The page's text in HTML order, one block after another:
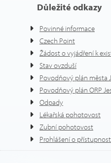
Důležité odkazy
Povinné informace
Czech Point
Žádost o vyjádření k
Stav ovzduší
Povodňový plán města
Povodňový plán ORP
Odpady
Lékařská pohotovost
Zubní pohotovost
Prohlášení o